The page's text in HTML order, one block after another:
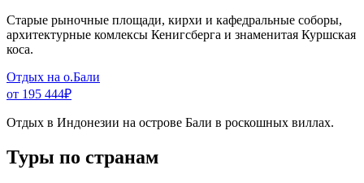
Старые рыночные площади, кирхи и кафедральные соборы,
архитектурные комлексы Кенигсберга и знаменитая Куршская
коса.
Отдых на о.Бали
от 195 444₽
Отдых в Индонезии на острове Бали в роскошных виллах.
Туры по странам